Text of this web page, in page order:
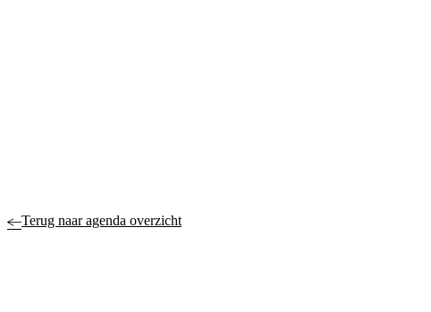
Terug naar agenda overzicht